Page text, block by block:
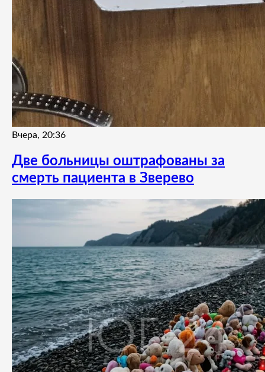
Вчера, 20:36
Две больницы оштрафованы за
смерть пациента в Зверево